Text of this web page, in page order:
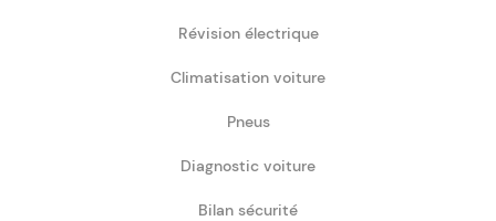
Révision électrique
Climatisation voiture
Pneus
Diagnostic voiture
Bilan sécurité